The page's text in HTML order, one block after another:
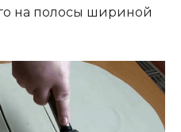
на полосы шириной